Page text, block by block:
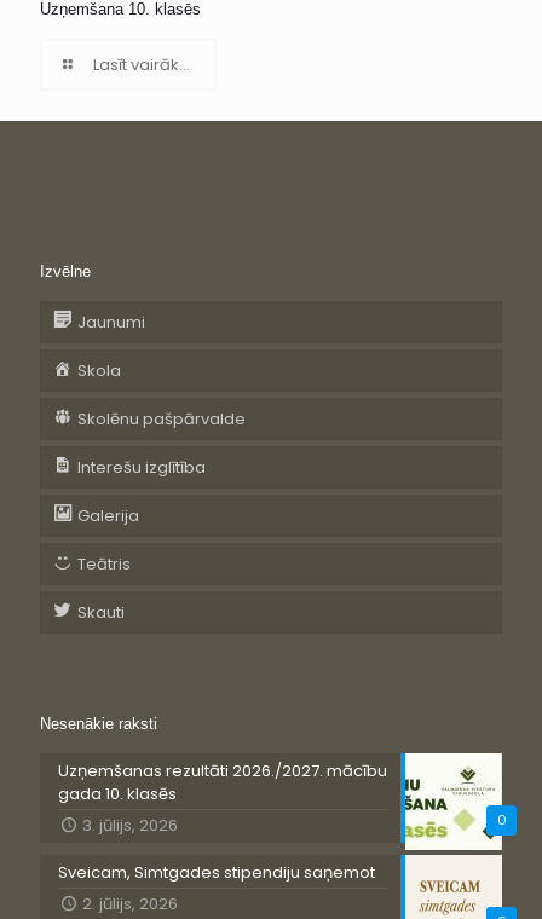
Uzņemšana 10. klasēs
Lasīt vairāk...
Izvēlne
Jaunumi
Skola
Skolēnu pašpārvalde
Interešu izglītība
Galerija
Teātris
Skauti
Nesenākie raksti
0
Uzņemšanas rezultāti 2026./2027. mācību
gada 10. klasēs
3. jūlijs, 2026
Sveicam, Simtgades stipendiju saņemot
2. jūlijs, 2026